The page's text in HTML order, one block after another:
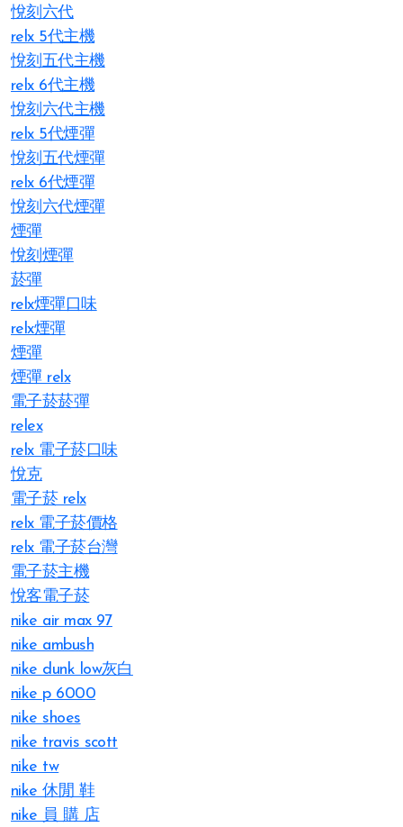
悅刻六代
relx 5代主機
悅刻五代主機
relx 6代主機
悅刻六代主機
relx 5代煙彈
悅刻五代煙彈
relx 6代煙彈
悅刻六代煙彈
煙彈
悅刻煙彈
菸彈
relx煙彈口味
relx煙彈
煙彈
煙彈 relx
電子菸菸彈
relex
relx 電子菸口味
悅克
電子菸 relx
relx 電子菸價格
relx 電子菸台灣
電子菸主機
悅客電子菸
nike air max 97
nike ambush
nike dunk low灰白
nike p 6000
nike shoes
nike travis scott
nike tw
nike 休閒 鞋
nike 員 購 店